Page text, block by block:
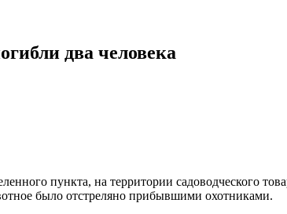
два человека
пункта, на территории садоводческого
было отстреляно прибывшими охотниками.